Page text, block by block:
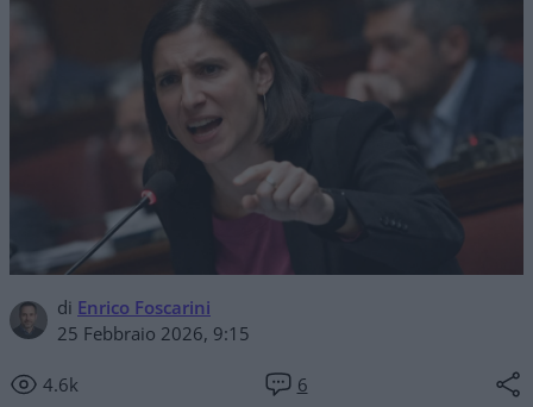
di Enrico Foscarini
25 Febbraio 2026, 9:15
4.6k 6